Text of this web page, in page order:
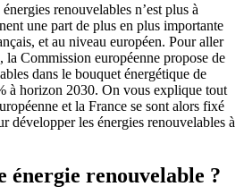
renouvelables n’est plus à
une part de plus en plus importante
et au niveau européen. Pour aller
la Commission européenne propose de
dans le bouquet énergétique de
à horizon 2030. On vous explique tout
et la France se sont alors fixé
développer les énergies renouvelables à
énergie renouvelable ?